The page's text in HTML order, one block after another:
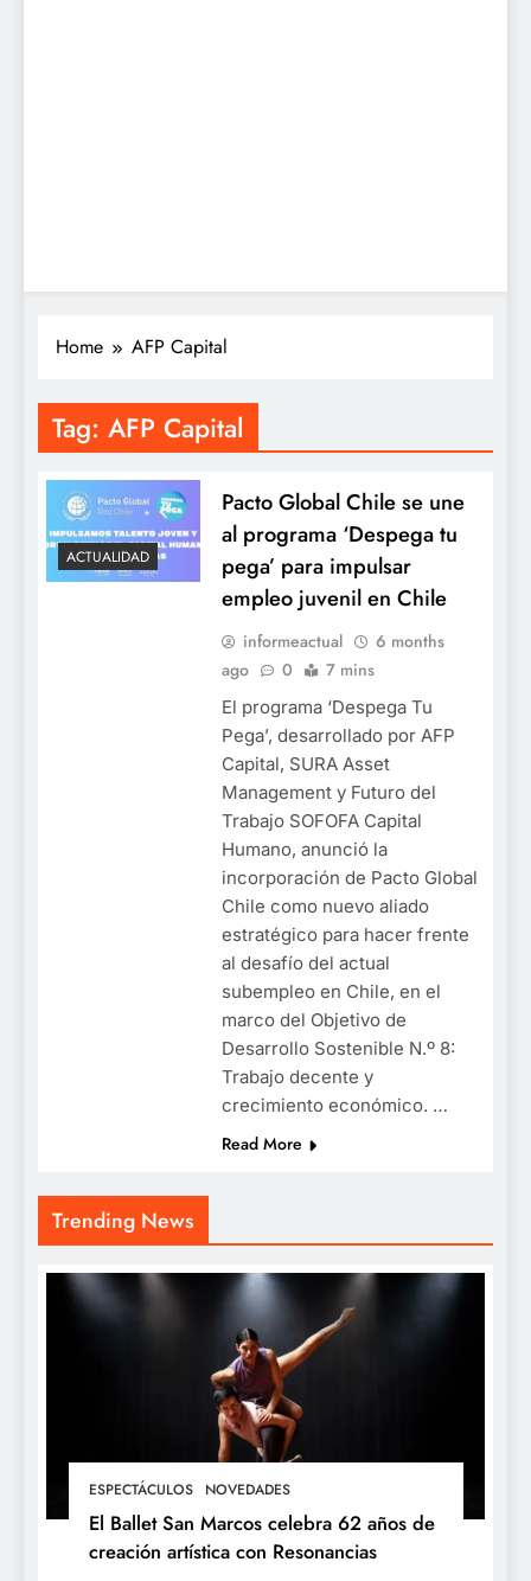
Trending News
ESPECTÁCULOS NOVEDADES
El Ballet San Marcos celebra 62 años de
creación artística con Resonancias
Home AFP Capital
Tag: AFP Capital
ACTUALIDAD
Pacto Global Chile se une
al programa ‘Despega tu
pega’ para impulsar
empleo juvenil en Chile
informeactual
6 months
ago
0 7 mins
El programa ‘Despega Tu
Pega’, desarrollado por AFP
Capital, SURA Asset
Management y Futuro del
Trabajo SOFOFA Capital
Humano, anunció la
incorporación de Pacto Global
Chile como nuevo aliado
estratégico para hacer frente
al desafío del actual
subempleo en Chile, en el
marco del Objetivo de
Desarrollo Sostenible N.º 8:
Trabajo decente y
crecimiento económico. …
Read More